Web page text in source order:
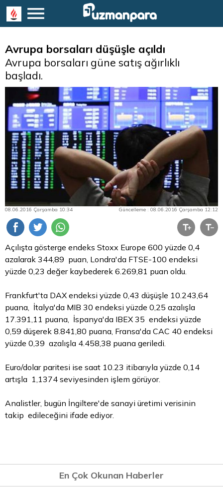
Avrupa borsaları düşüşle açıldı
Avrupa borsaları güne satış ağırlıklı
başladı.
08.06.2016 Çarşamba 10:34 Güncelleme : 08.06.2016 Çarşamba 12:12
Açılışta gösterge endeks Stoxx Europe 600 yüzde 0,4
azalarak 344,89 puan, Londra'da FTSE-100 endeksi
yüzde 0,23 değer kaybederek 6.269,81 puan oldu.
Frankfurt'ta DAX endeksi yüzde 0,43 düşüşle 10.243,64
puana, İtalya'da MIB 30 endeksi yüzde 0,25 azalışla
17.391,11 puana, İspanya'da IBEX 35 endeksi yüzde
0,59 düşerek 8.841,80 puana, Fransa'da CAC 40 endeksi
yüzde 0,39 azalışla 4.458,38 puana geriledi.
Euro/dolar paritesi ise saat 10.23 itibarıyla yüzde 0,14
artışla 1,1374 seviyesinden işlem görüyor.
Analistler, bugün İngiltere'de sanayi üretimi verisinin
takip edileceğini ifade ediyor.
En Çok Okunan Haberler